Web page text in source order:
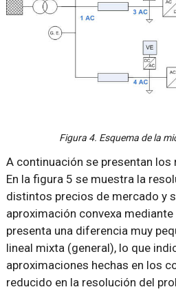
Figura 4. Esquema de la
A continuación se presentan
En la figura 5 se muestra la
distintos precios de mercado y
aproximación convexa
presenta una diferencia muy
lineal mixta (general), lo que
aproximaciones hechas en los
reducido en la resolución del